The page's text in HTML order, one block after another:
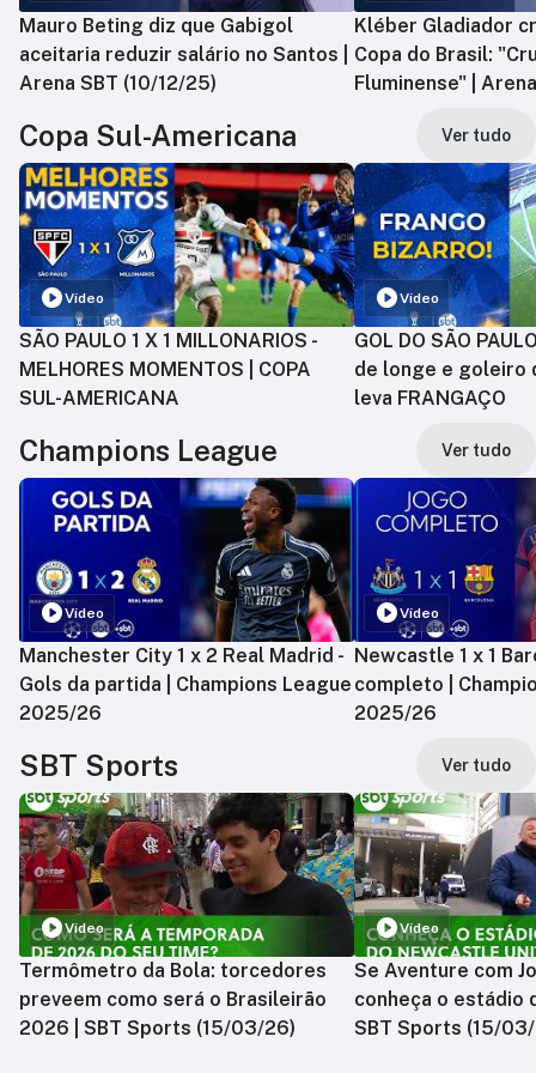
Mauro Beting diz que Gabigol
aceitaria reduzir salário no Santos |
Arena SBT (10/12/25)
Kléber Gladiador
Copa do Brasil:
Fluminense" |
Copa Sul-Americana Ver tudo
Vídeo
SÃO PAULO 1 X 1 MILLONARIOS -
MELHORES MOMENTOS | COPA
SUL-AMERICANA
Vídeo
GOL DO SÃO
de longe e goleiro
leva FRANGAÇO
Champions League Ver tudo
Vídeo
Manchester City 1 x 2 Real Madrid -
Gols da partida | Champions League
2025/26
Vídeo
Newcastle 1 x 1
completo |
2025/26
SBT Sports Ver tudo
Vídeo
Termômetro da Bola: torcedores
preveem como será o Brasileirão
2026 | SBT Sports (15/03/26)
Vídeo
Se Aventure com
conheça o estádio
SBT Sports (15/